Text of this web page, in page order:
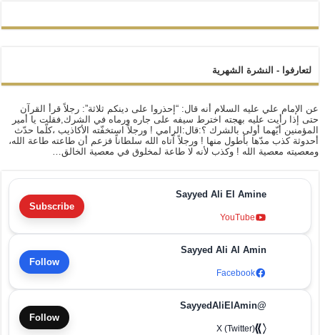
لتعارفوا - النشرة الشهرية
عن الإمام علي عليه السلام أنه قال: “إحذروا على دينكم ثلاثة”: رجلاً قرأ القرآن
حتى إذا رأيت عليه بهجته اخترط سيفه على جاره ورماه في الشرك,فقلت يا أمير
المؤمنين أيّهما أولى بالشرك ؟:قال:الرامي ! ورجلاً استخفّته الأكاذيب ،كلّما حدّث
أحدوثة كذب مدّها بأطول منها ! ورجلاً آتاه الله سلطاناً فزعم أن طاعته طاعة الله،
ومعصيته معصية الله ! وكذب لأنه لا طاعة لمخلوق في معصية الخالق…
Sayyed Ali El Amine
YouTube
Subscribe
Sayyed Ali Al Amin
Facebook
Follow
@SayyedAliElAmin
X (Twitter)
Follow